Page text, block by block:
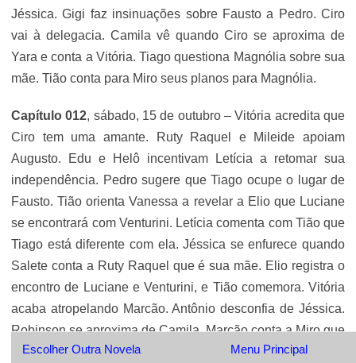
Jéssica. Gigi faz insinuações sobre Fausto a Pedro. Ciro
vai à delegacia. Camila vê quando Ciro se aproxima de
Yara e conta a Vitória. Tiago questiona Magnólia sobre sua
mãe. Tião conta para Miro seus planos para Magnólia.
Capítulo 012, sábado, 15 de outubro – Vitória acredita que
Ciro tem uma amante. Ruty Raquel e Mileide apoiam
Augusto. Edu e Helô incentivam Letícia a retomar sua
independência. Pedro sugere que Tiago ocupe o lugar de
Fausto. Tião orienta Vanessa a revelar a Elio que Luciane
se encontrará com Venturini. Letícia comenta com Tião que
Tiago está diferente com ela. Jéssica se enfurece quando
Salete conta a Ruty Raquel que é sua mãe. Elio registra o
encontro de Luciane e Venturini, e Tião comemora. Vitória
acaba atropelando Marcão. Antônio desconfia de Jéssica.
Robinson se aproxima de Camila. Marcão conta a Miro que
foi atropelado por Vitória. Tião ordena que Amaro não
Escolher Outra Novela Menu Principal